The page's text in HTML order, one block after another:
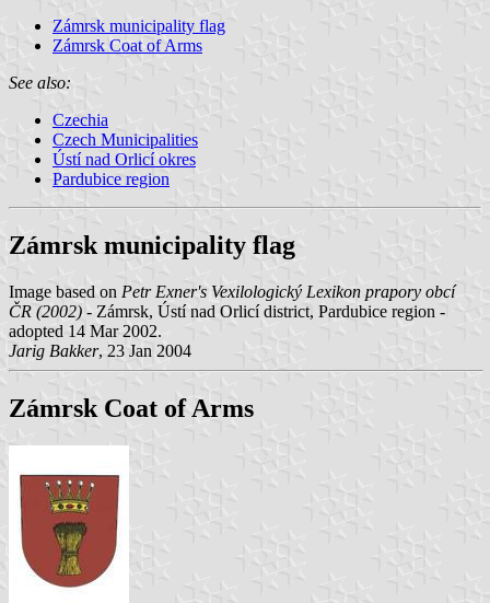
Zámrsk municipality flag
Zámrsk Coat of Arms
See also:
Czechia
Czech Municipalities
Ústí nad Orlicí okres
Pardubice region
Zámrsk municipality flag
Image based on Petr Exner's Vexilologický Lexikon prapory obcí
ČR (2002) - Zámrsk, Ústí nad Orlicí district, Pardubice region -
adopted 14 Mar 2002.
Jarig Bakker, 23 Jan 2004
Zámrsk Coat of Arms